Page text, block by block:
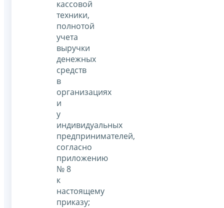
кассовой
техники,
полнотой
учета
выручки
денежных
средств
в
организациях
и
у
индивидуальных
предпринимателей,
согласно
приложению
№ 8
к
настоящему
приказу;